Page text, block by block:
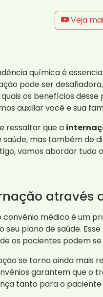
Veja
química é
pode ser
os benefícios
auxiliar você e sua
ressaltar que a
mas também de
vamos abordar
através
convênio médico é um
seu plano de saúde.
os pacientes podem
se torna ainda mais
garantem que o
tanto para o